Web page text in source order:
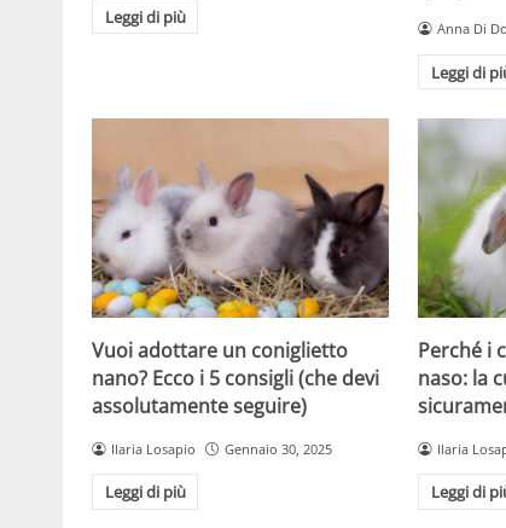
Leggi di più
Anna Di
Leggi di
Vuoi adottare un coniglietto
nano? Ecco i 5 consigli (che devi
assolutamente seguire)
Ilaria Losapio Gennaio 30, 2025
Leggi di più
Perché i
naso: la
Ilaria
Leggi di